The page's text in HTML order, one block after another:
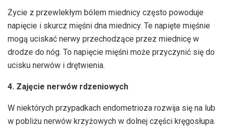
Życie z przewlekłym bólem miednicy często powoduje
napięcie i skurcz mięśni dna miednicy. Te napięte mięśnie
mogą uciskać nerwy przechodzące przez miednicę w
drodze do nóg. To napięcie mięśni może przyczynić się do
ucisku nerwów i drętwienia.
4. Zajęcie nerwów rdzeniowych
W niektórych przypadkach endometrioza rozwija się na lub
w pobliżu nerwów krzyżowych w dolnej części kręgosłupa.